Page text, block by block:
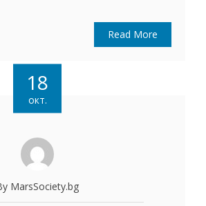
Read More
18
окт.
MarsSociety.bg